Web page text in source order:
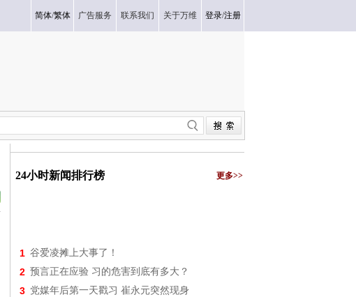
简体/繁体 广告服务 联系我们 关于万维 登录/注册
24小时新闻排行榜 更多>>
1 谷爱凌摊上大事了！
2 预言正在应验 习的危害到底有多大？
3 党媒年后第一天戳习 崔永元突然现身